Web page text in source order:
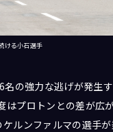
ける小石選手
名の強力な逃げが発生
はプロトンとの差が広
ルンファルマの選手